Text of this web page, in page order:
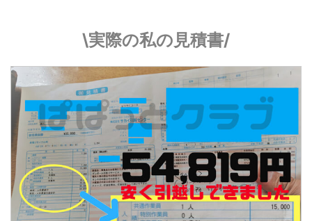
\実際の私の見積書/